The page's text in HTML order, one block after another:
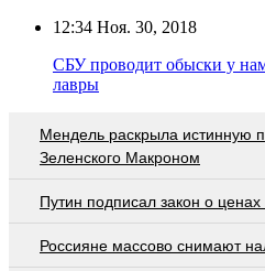
12:34 Ноя. 30, 2018
СБУ проводит обыски у
лавры
Мендель раскрыла истинную
Зеленского Макроном
Путин подписал закон о ценах
Россияне массово снимают